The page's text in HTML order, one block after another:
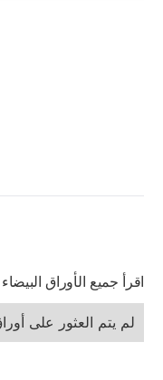
اقرأ جميع الأوراق
لم يتم العثور على